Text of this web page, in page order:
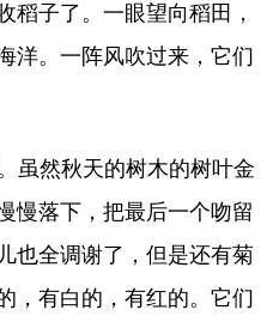
稻子了。一眼望向稻田，
洋。一阵风吹过来，它们
虽然秋天的树木的树叶金
慢落下，把最后一个吻留
也全调谢了，但是还有菊
，有白的，有红的。它们